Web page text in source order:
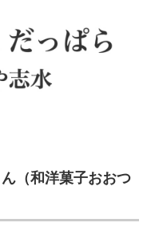
（和洋菓子おおつ